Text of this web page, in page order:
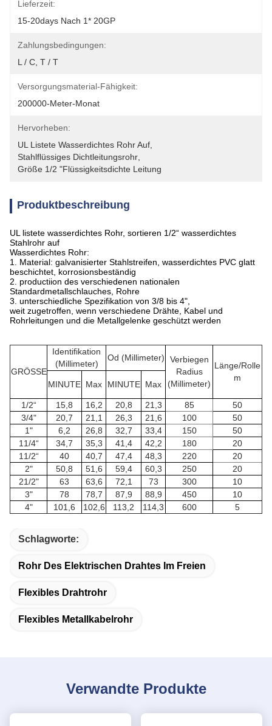
Lieferzeit:
15-20days Nach 1* 20GP
Zahlungsbedingungen:
L / C, T / T
Versorgungsmaterial-Fähigkeit:
200000-Meter-Monat
Hervorheben:
UL Listete Wasserdichtes Rohr Auf
Stahlflüssiges Dichtleitungsrohr
Größe 1/2 "Flüssigkeitsdichte Leitung
Produktbeschreibung
UL listete wasserdichtes Rohr, sortieren 1/2“ wasserdichtes
Stahlrohr auf
Wasserdichtes Rohr:
1. Material: galvanisierter Stahlstreifen, wasserdichtes PVC glatt
beschichtet, korrosionsbeständig
2. productiion des verschiedenen nationalen
Standardmetallschlauches, Rohre
3. unterschiedliche Spezifikation von 3/8 bis 4",
weit zugetroffen, wenn verschiedene Drähte, Kabel und
Rohrleitungen und die Metallgelenke geschützt werden
GRÖSSE
Identifikation
(Millimeter)
Od (Millimeter)
Verbiegen
Radius
(Millimeter)
Länge/Rolle
m
MINUTE Max MINUTE Max
1/2“ 15,8 16,2 20,8 21,3 85
50
3/4"
20,7 21,1 26,3 21,6 100
50
1"
6,2 26,8 32,7 33,4 150
50
11/4“
34,7 35,3 41,4 42,2 180
20
11/2“
40 40,7 47,4 48,3 220
20
2"
50,8 51,6 59,4 60,3 250
20
21/2"
63 63,6 72,1 73 300
10
3"
78 78,7 87,9 88,9 450
10
4"
101,6 102,6 113,2 114,3 600 5
Schlagworte:
Rohr Des Elektrischen Drahtes Im Freien
Flexibles Drahtrohr
Flexibles Metallkabelrohr
Verwandte Produkte